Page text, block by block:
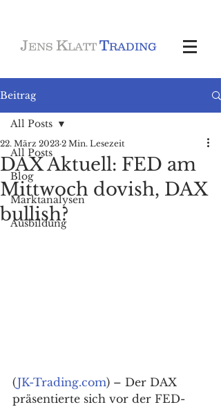
JENS KLATT TRADING
Beitrag
All Posts
Blog
Marktanalysen
Ausbildung
All Posts
DAX Aktuell: FED am
Mittwoch dovish, DAX
bullish?
22. März 2023 2 Min. Lesezeit
(JK-Trading.com) – Der DAX
präsentierte sich vor der FED-